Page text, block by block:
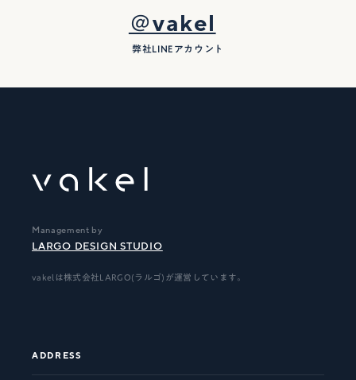
＠vakel
弊社LINEアカウント
Management by
LARGO DESIGN STUDIO
vakelは株式会社LARGO(ラルゴ)が運営しています。
ADDRESS